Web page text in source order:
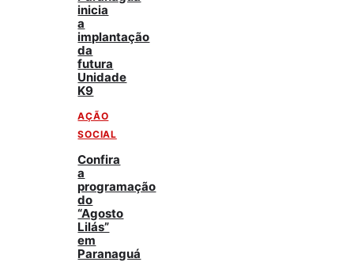
inicia
a
implantação
da
futura
Unidade
K9
AÇÃO
SOCIAL
Confira
a
programação
do
“Agosto
Lilás”
em
Paranaguá